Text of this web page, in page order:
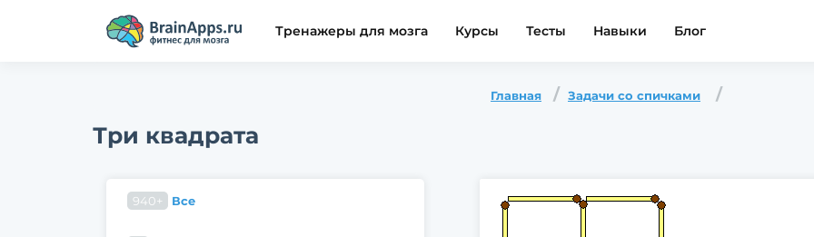
Тренажеры для мозга Курсы Тесты Навыки Блог
Главная Задачи со спичками
Три квадрата
940+ Все